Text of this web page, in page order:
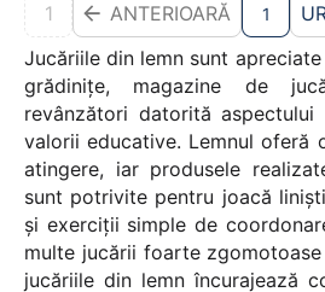
Jucăriile din lemn sunt
grădinițe, magazine de
revânzători datorită
valorii educative. Lemnul oferă
atingere, iar produsele
sunt potrivite pentru joacă
și exerciții simple de
multe jucării foarte
jucăriile din lemn încurajează
1 ANTERIOARĂ 1